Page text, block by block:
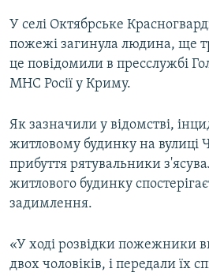
ІНФОГРАФІКА
У селі Октябрське
пожежі загинула людина, ще
це повідомили в пресслужбі
МНС Росії у Криму.
Як зазначили у відомстві,
житловому будинку на вулиці
прибуття рятувальники
житлового будинку
задимлення.
«У ході розвідки пожежники
двох чоловіків, і передали їх